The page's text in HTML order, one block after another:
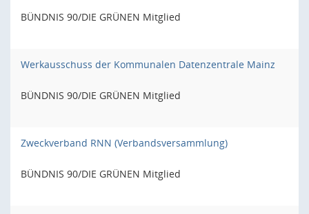
BÜNDNIS 90/DIE GRÜNEN Mitglied
Werkausschuss der Kommunalen Datenzentrale Mainz
BÜNDNIS 90/DIE GRÜNEN Mitglied
Zweckverband RNN (Verbandsversammlung)
BÜNDNIS 90/DIE GRÜNEN Mitglied